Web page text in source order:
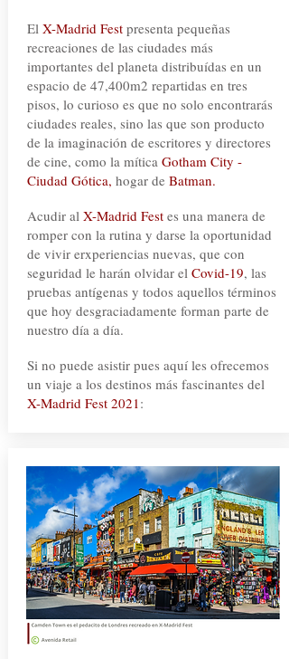
El X-Madrid Festpresenta pequeñas
recreaciones de las ciudades más
importantes del planeta distribuídas en un
espacio de 47,400m2 repartidas en tres
pisos, lo curioso es que no solo encontrarás
ciudades reales, sino las que son producto
de la imaginación de escritores y directores
de cine, como la mítica Gotham City -
Ciudad Gótica, hogar de Batman.
Acudir al X-Madrid Festes una manera de
romper con la rutina y darse la oportunidad
de vivir erxperiencias nuevas, que con
seguridad le harán olvidar el Covid-19, las
pruebas antígenas y todos aquellos términos
que hoy desgraciadamente forman parte de
nuestro día a día.
Si no puede asistir pues aquí les ofrecemos
un viaje a los destinos más fascinantes del
X-Madrid Fest 2021: